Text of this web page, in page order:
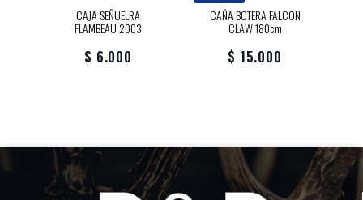
CAJA SEÑUELRA
FLAMBEAU 2003
$ 6.000
CAÑA BOTERA FALCON
CLAW 180cm
$ 15.000